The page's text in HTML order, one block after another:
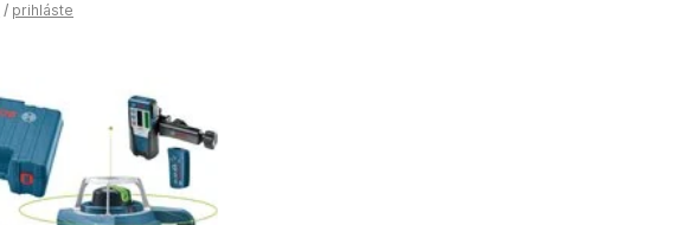
/ prihláste